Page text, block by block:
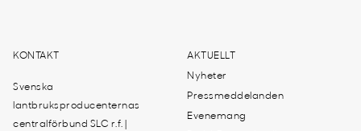
KONTAKT
Svenska
lantbruksproducenternas
centralförbund SLC r.f. |
AKTUELLT
Nyheter
Pressmeddelanden
Evenemang